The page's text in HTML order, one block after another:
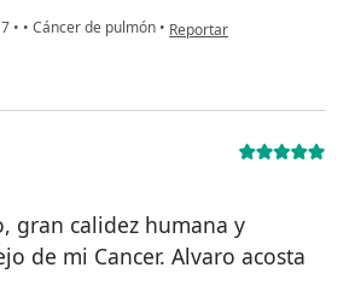
• • Cáncer de pulmón • en opinión del usuario
Reportar
gran calidez humana y
de mi Cancer. Alvaro acosta